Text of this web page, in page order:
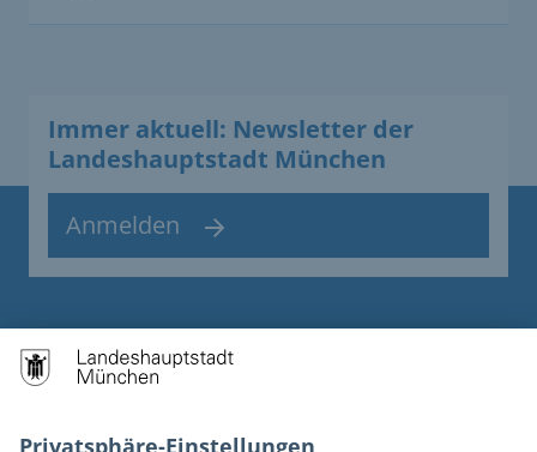
Immer aktuell: Newsletter der
Landeshauptstadt München
Anmelden